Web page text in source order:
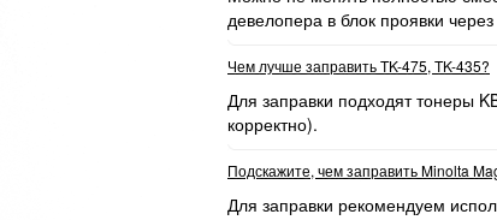
девелопера в блок проявки
Чем лучше заправить TK-475, TK-435?
Для заправки подходят тонеры
корректно).
Подскажите, чем заправить Minolta
Для заправки рекомендуем